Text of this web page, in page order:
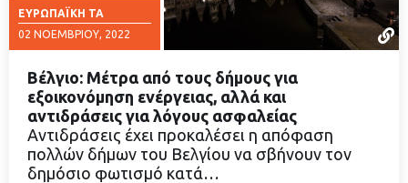
ΕΥΡΩΠΑΪΚΉ ΤΑ
02 ΝΟΕΜΒΡΊΟΥ, 2022
ΔΙΑΒΑΣΤΕ ΠΕΡΙΣΣΟΤΕΡΑ
Βέλγιο: Μέτρα από τους δήμους για
εξοικονόμηση ενέργειας, αλλά και
αντιδράσεις για λόγους ασφαλείας
Αντιδράσεις έχει προκαλέσει η απόφαση
πολλών δήμων του Βελγίου να σβήνουν τον
δημόσιο φωτισμό κατά…